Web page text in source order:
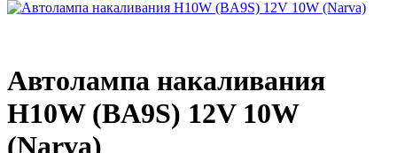
Автолампа накаливания
H10W (BA9S) 12V 10W
(Narva)